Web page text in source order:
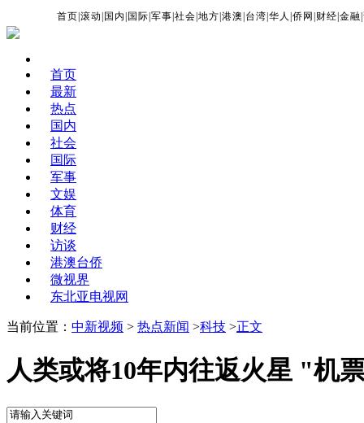
首页 |滚动 国内 国际 |军事 |社会 |地方 |港澳 台湾 |华人 |侨网 财经 |金融 |
首页
最新
热点
国内
社会
国际
军事
文娱
体育
财经
访谈
港澳台侨
微视界
东北亚电视网
当前位置： 中新视频 > 热点新闻 >科技 >正文
人类或将10年内往返火星 "机